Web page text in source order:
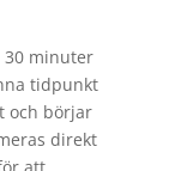
30 minuter
tidpunkt
och börjar
direkt